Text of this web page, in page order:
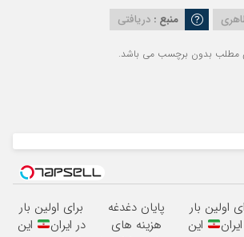
منبع : دریافتی
مطلب بدون برچسب می باشد.
اولین بار
این
پایان دغدغه
هزینه های
برای اولین بار
در ایران
این